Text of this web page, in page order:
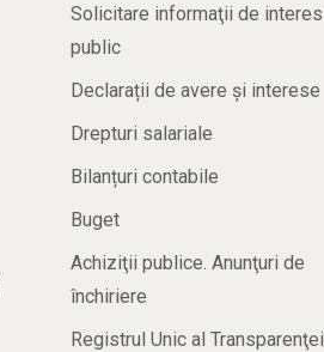
Solicitare informaţii de interes
public
Declarații de avere și interese
Drepturi salariale
Bilanțuri contabile
Buget
Achiziţii publice. Anunţuri de
închiriere
Registrul Unic al Transparenţei